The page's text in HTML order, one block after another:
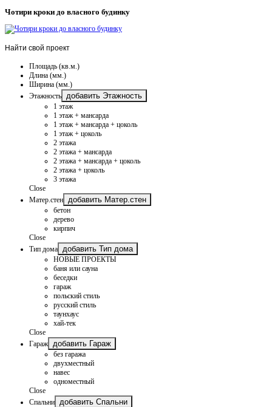
Чотири кроки до власного будинку
Найти свой проект
Площадь (кв.м.)
Длина (мм.)
Ширина (мм.)
Этажность
добавить Этажность
1 этаж
1 этаж + мансарда
1 этаж + мансарда + цоколь
1 этаж + цоколь
2 этажа
2 этажа + мансарда
2 этажа + мансарда + цоколь
2 этажа + цоколь
3 этажа
Close
Матер.стен
добавить Матер.стен
бетон
дерево
кирпич
Close
Тип дома
добавить Тип дома
НОВЫЕ ПРОЕКТЫ
баня или сауна
беседки
гараж
польский стиль
русский стиль
таунхаус
хай-тек
Close
Гараж
добавить Гараж
без гаража
двухместный
навес
одноместный
Close
Спальни
добавить Спальни